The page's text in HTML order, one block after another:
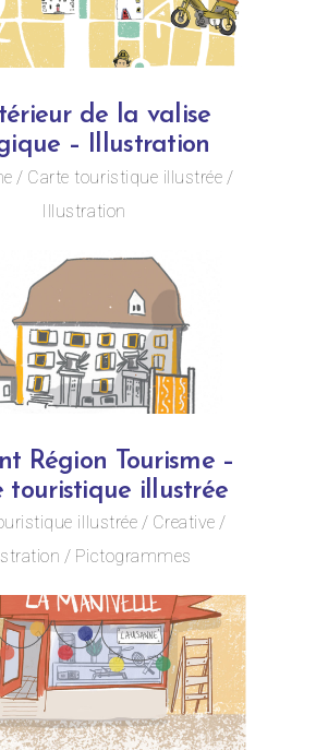
de la valise
– Illustration
Carte touristique illustrée
Illustration
Région Tourisme –
touristique illustrée
illustrée
Creative
Pictogrammes